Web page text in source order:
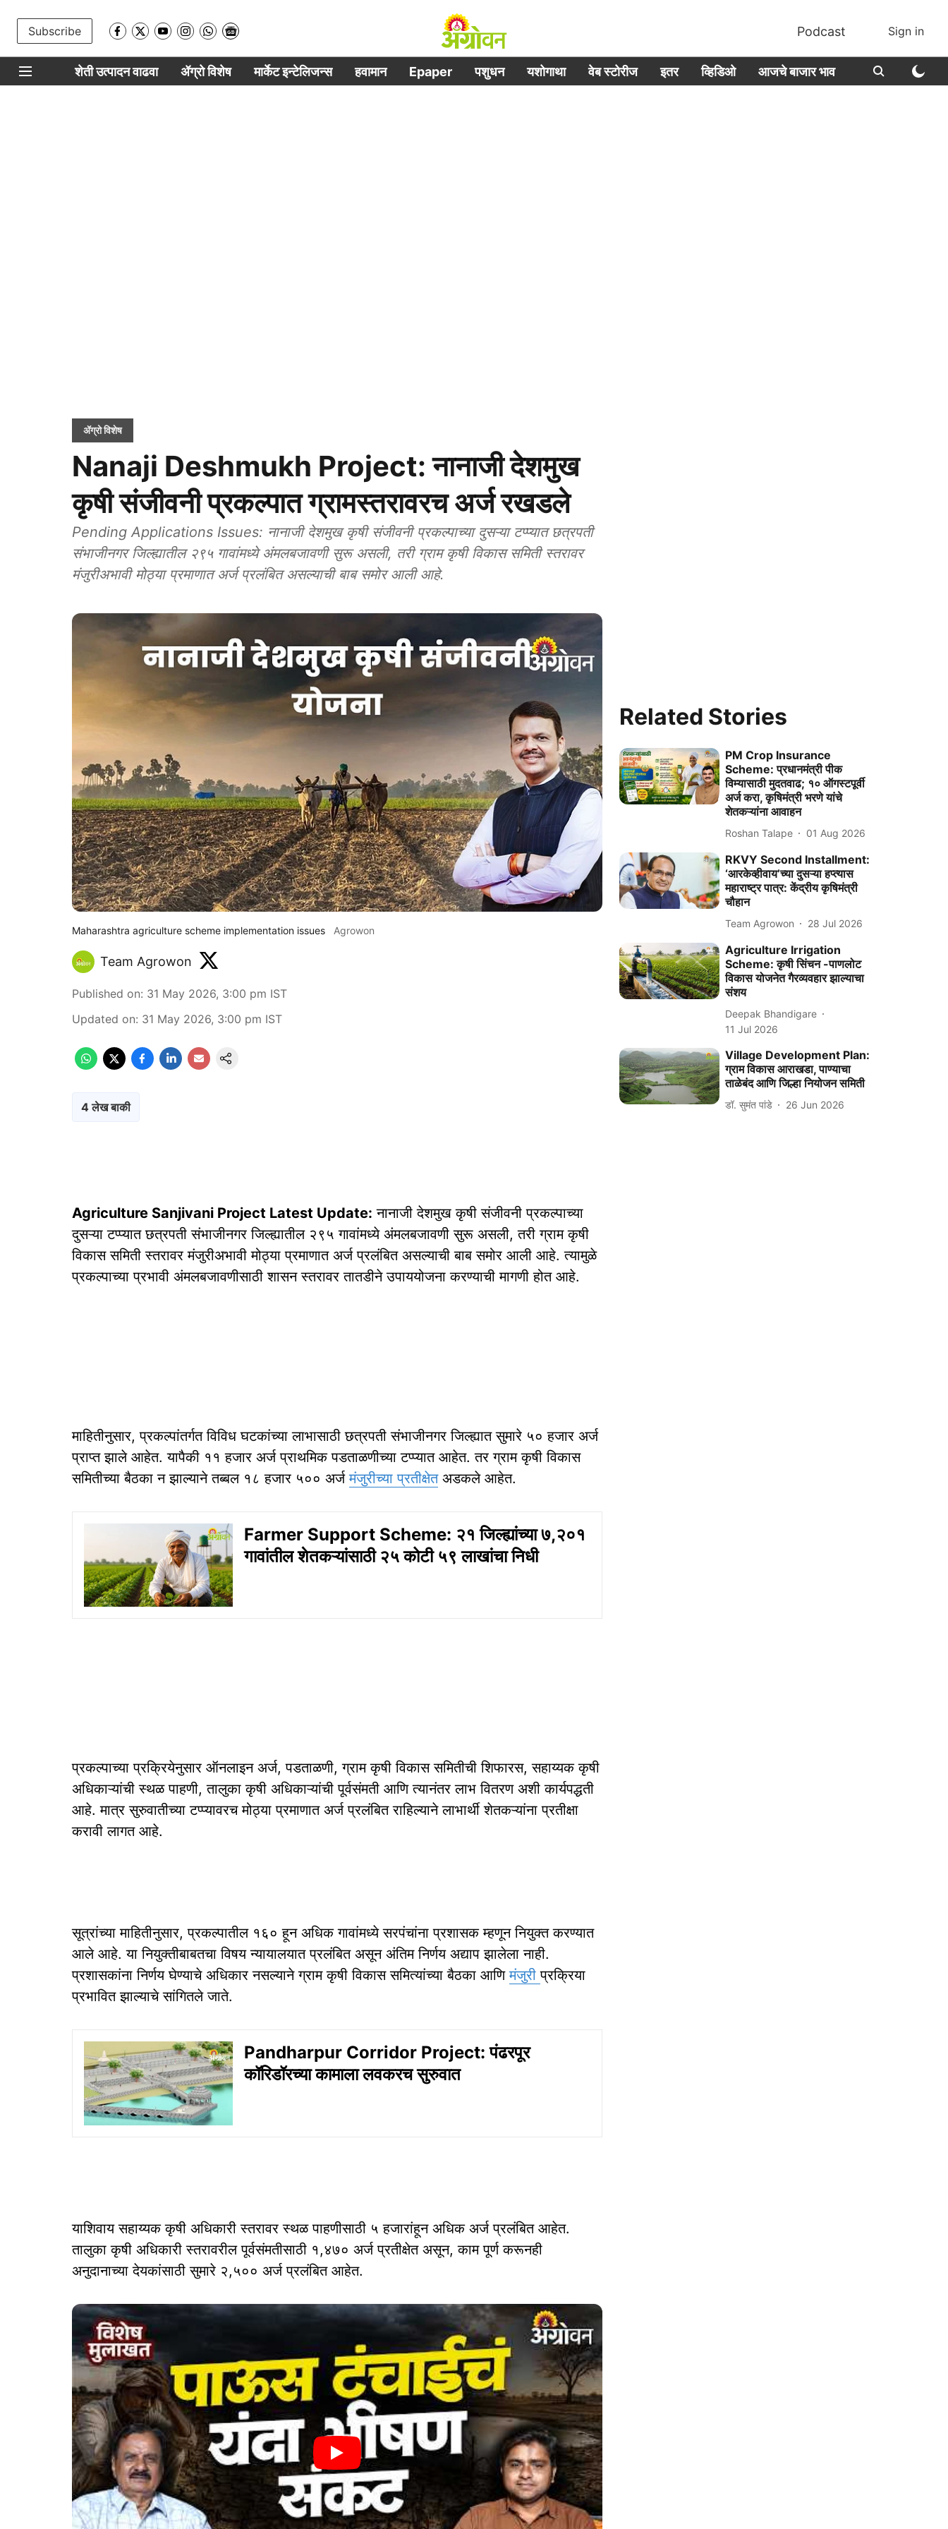
Subscribe Podcast Sign in
शेती उत्पादन वाढवा ॲग्रो विशेष मार्केट इन्टेलिजन्स हवामान Epaper पशुधन यशोगाथा वेब स्टोरीज इतर व्हिडिओ आजचे बाजार भाव
ॲग्रो विशेष
Nanaji Deshmukh Project: नानाजी देशमुख
कृषी संजीवनी प्रकल्पात ग्रामस्तरावरच अर्ज रखडले
Pending Applications Issues: नानाजी देशमुख कृषी संजीवनी प्रकल्पाच्या दुसऱ्या टप्प्यात छत्रपती
संभाजीनगर जिल्ह्यातील २९५ गावांमध्ये अंमलबजावणी सुरू असली, तरी ग्राम कृषी विकास समिती स्तरावर
मंजुरीअभावी मोठ्या प्रमाणात अर्ज प्रलंबित असल्याची बाब समोर आली आहे.
Maharashtra agriculture scheme implementation issues Agrowon
Team Agrowon
Published on: 31 May 2026, 3:00 pm IST
Updated on: 31 May 2026, 3:00 pm IST
4 लेख बाकी
Agriculture Sanjivani Project Latest Update: नानाजी देशमुख कृषी संजीवनी प्रकल्पाच्या
दुसऱ्या टप्प्यात छत्रपती संभाजीनगर जिल्ह्यातील २९५ गावांमध्ये अंमलबजावणी सुरू असली, तरी ग्राम कृषी
विकास समिती स्तरावर मंजुरीअभावी मोठ्या प्रमाणात अर्ज प्रलंबित असल्याची बाब समोर आली आहे. त्यामुळे
प्रकल्पाच्या प्रभावी अंमलबजावणीसाठी शासन स्तरावर तातडीने उपाययोजना करण्याची मागणी होत आहे.
माहितीनुसार, प्रकल्पांतर्गत विविध घटकांच्या लाभासाठी छत्रपती संभाजीनगर जिल्ह्यात सुमारे ५० हजार अर्ज
प्राप्त झाले आहेत. यापैकी ११ हजार अर्ज प्राथमिक पडताळणीच्या टप्प्यात आहेत. तर ग्राम कृषी विकास
समितीच्या बैठका न झाल्याने तब्बल १८ हजार ५०० अर्जमंजुरीच्या प्रतीक्षेतअडकले आहेत.
Farmer Support Scheme: २१ जिल्ह्यांच्या ७,२०१
गावांतील शेतकऱ्यांसाठी २५ कोटी ५९ लाखांचा निधी
प्रकल्पाच्या प्रक्रियेनुसार ऑनलाइन अर्ज, पडताळणी, ग्राम कृषी विकास समितीची शिफारस, सहाय्यक कृषी
अधिकाऱ्यांची स्थळ पाहणी, तालुका कृषी अधिकाऱ्यांची पूर्वसंमती आणि त्यानंतर लाभ वितरण अशी कार्यपद्धती
आहे. मात्र सुरुवातीच्या टप्प्यावरच मोठ्या प्रमाणात अर्ज प्रलंबित राहिल्याने लाभार्थी शेतकऱ्यांना प्रतीक्षा
करावी लागत आहे.
सूत्रांच्या माहितीनुसार, प्रकल्पातील १६० हून अधिक गावांमध्ये सरपंचांना प्रशासक म्हणून नियुक्त करण्यात
आले आहे. या नियुक्तीबाबतचा विषय न्यायालयात प्रलंबित असून अंतिम निर्णय अद्याप झालेला नाही.
प्रशासकांना निर्णय घेण्याचे अधिकार नसल्याने ग्राम कृषी विकास समित्यांच्या बैठका आणिमंजुरीप्रक्रिया
प्रभावित झाल्याचे सांगितले जाते.
Pandharpur Corridor Project: पंढरपूर
कॉरिडॉरच्या कामाला लवकरच सुरुवात
याशिवाय सहाय्यक कृषी अधिकारी स्तरावर स्थळ पाहणीसाठी ५ हजारांहून अधिक अर्ज प्रलंबित आहेत.
तालुका कृषी अधिकारी स्तरावरील पूर्वसंमतीसाठी १,४७० अर्ज प्रतीक्षेत असून, काम पूर्ण करूनही
अनुदानाच्या देयकांसाठी सुमारे २,५०० अर्ज प्रलंबित आहेत.
Related Stories
PM Crop Insurance
Scheme: प्रधानमंत्री पीक
विम्यासाठी मुदतवाढ; १० ऑगस्टपूर्वी
अर्ज करा, कृषिमंत्री भरणे यांचे
शेतकऱ्यांना आवाहन
Roshan Talape 01 Aug 2026
RKVY Second Installment:
‘आरकेव्हीवाय’च्या दुसऱ्या हप्त्यास
महाराष्ट्र पात्र: केंद्रीय कृषिमंत्री
चौहान
Team Agrowon 28 Jul 2026
Agriculture Irrigation
Scheme: कृषी सिंचन -पाणलोट
विकास योजनेत गैरव्यवहार झाल्याचा
संशय
Deepak Bhandigare
11 Jul 2026
Village Development Plan:
ग्राम विकास आराखडा, पाण्याचा
ताळेबंद आणि जिल्हा नियोजन समिती
डॉ. सुमंत पांडे 26 Jun 2026